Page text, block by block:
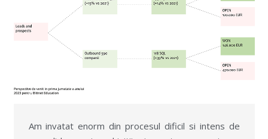
Am invatat enorm din procesul dificil si intens de